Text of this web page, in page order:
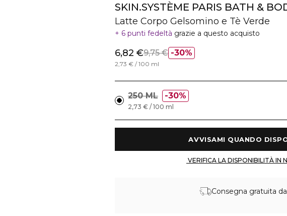
SKIN.SYSTÈME PARIS BATH &
Latte Corpo Gelsomino e Tè Verde
6 punti fedeltà grazie a questo acquisto
30%
6,82 €9,75 €
2,73 € / 100 ml
250 ML 30%
2,73 € / 100 ml
Consegna gratuita